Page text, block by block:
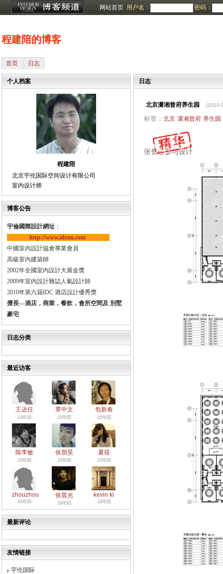
网站首页 用户名： 密码：
程建陪的博客
首页 日志
个人档案
程建陪
北京宇伦国际空间设计有限公司
室内设计师
博客公告
宇倫國際設計網址：
http://www.idron.com
中國室內設計協會專業會員
高級室內建築師
2002年全國室內設計大展金獎
2009年室內設計雜誌人氣設計師
2010年第六屆IDC 酒店設計優秀獎
擅長---酒店，商業，餐飲，會所空間及 別墅
豪宅
日志分类
最近访客
王达任
14年前
覃中文
15年前
包新春
15年前
陈李敏
15年前
侯朋昊
15年前
夏筱
15年前
zhouzhou
16年前
侯晨光
16年前
kevin ki
16年前
最新评论
友情链接
宇伦国际
日志
北京潇湘曾府养生园 (2010-
标签： 北京 潇湘曾府 养生园
张誉心参与设计